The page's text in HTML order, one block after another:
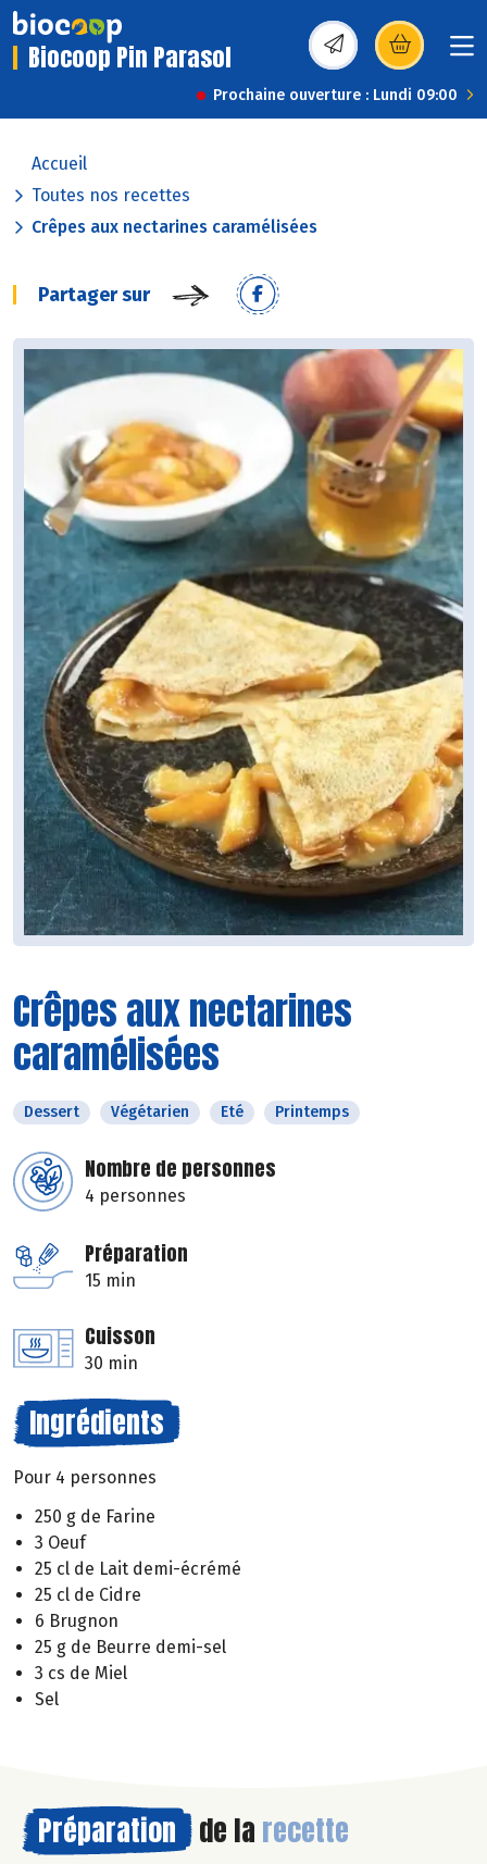
Biocoop Pin Parasol (s’ouvre dans une
Prochaine ouverture : Lundi 09:00
Accueil
Toutes nos recettes
Crêpes aux nectarines caramélisées
Partager sur
Crêpes aux nectarines
caramélisées
Dessert Végétarien Eté Printemps
Nombre de personnes
4 personnes
Préparation
15 min
Cuisson
30 min
Ingrédients
Pour 4 personnes
250 g de Farine
3 Oeuf
25 cl de Lait demi-écrémé
25 cl de Cidre
6 Brugnon
25 g de Beurre demi-sel
3 cs de Miel
Sel
Préparation de la recette